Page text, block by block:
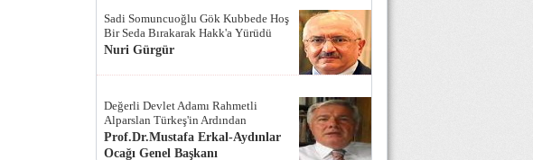
Sadi Somuncuoğlu Gök Kubbede Hoş
Bir Seda Bırakarak Hakk'a Yürüdü
Nuri Gürgür
Değerli Devlet Adamı Rahmetli
Alparslan Türkeş'in Ardından
Prof.Dr.Mustafa Erkal-Aydınlar
Ocağı Genel Başkanı